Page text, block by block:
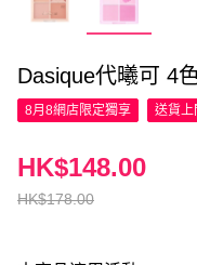
Dasique代曦可 4
8月8網店限定獨享 送貨
HK$178.00
HK$148.00